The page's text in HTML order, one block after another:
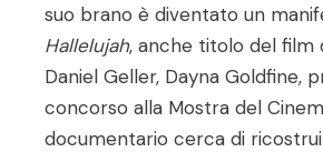
suo brano è diventato un
Hallelujah, anche titolo del film
Daniel Geller, Dayna Goldfine,
concorso alla Mostra del
documentario cerca di